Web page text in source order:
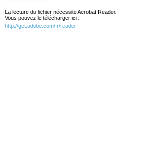
La lecture du fichier nécessite Acrobat Reader.
Vous pouvez le télécharger ici :
http://get.adobe.com/fr/reader